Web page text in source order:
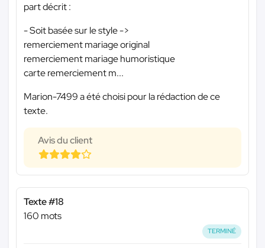
part décrit :
- Soit basée sur le style ->
remerciement mariage original
remerciement mariage humoristique
carte remerciement m...
Marion-7499 a été choisi pour la rédaction de ce
texte.
Avis du client
Texte #18
160 mots
TERMINÉ